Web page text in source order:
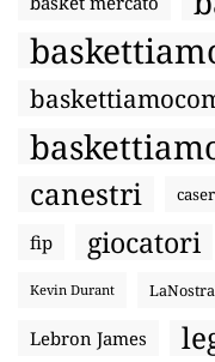
canestri
fip giocatori
Kevin Durant
Lebron James